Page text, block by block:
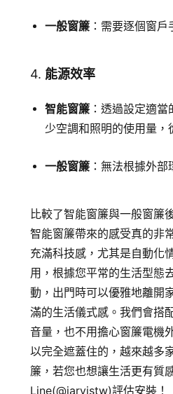
一般窗簾：需要逐個窗戶
4. 能源效率
智能窗簾：透過設定適當
少空調和照明的使用量，
一般窗簾：無法根據外部
比較了智能窗簾與一般窗簾
智能窗簾帶來的感受真的非
充滿科技感，尤其是自動化
用，根據您平常的生活型態
動，出門時可以優雅地離開
滿的生活儀式感。我們會搭
音量，也不用擔心窗簾電機
以完全遮蓋住的，越來越多
簾，若您也想讓生活更有質
Line(@jarvistw)評估安裝！